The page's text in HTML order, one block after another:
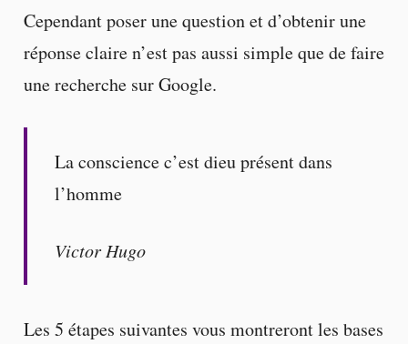
Cependant poser une question et d’obtenir une
réponse claire n’est pas aussi simple que de faire
une recherche sur Google.
La conscience c’est dieu présent dans
l’homme
Victor Hugo
Les 5 étapes suivantes vous montreront les bases